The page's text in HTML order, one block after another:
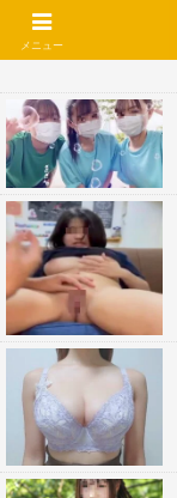
コメン
メニュー